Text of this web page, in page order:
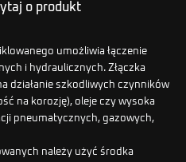
o produkt
umożliwia łączenie
i hydraulicznych. Złączka
działanie szkodliwych czynników
na korozję), oleje czy wysoka
pneumatycznych, gazowych,
należy użyć środka